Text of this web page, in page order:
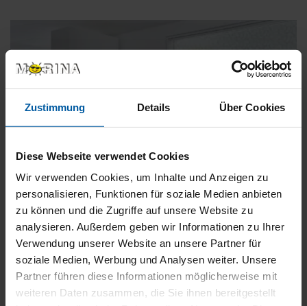
Zustimmung Details Über Cookies
Diese Webseite verwendet Cookies
Wir verwenden Cookies, um Inhalte und Anzeigen zu
personalisieren, Funktionen für soziale Medien anbieten
zu können und die Zugriffe auf unsere Website zu
analysieren. Außerdem geben wir Informationen zu Ihrer
Verwendung unserer Website an unsere Partner für
soziale Medien, Werbung und Analysen weiter. Unsere
Partner führen diese Informationen möglicherweise mit
weiteren Daten zusammen, die Sie ihnen bereitgestellt
Aktuelle Projekte